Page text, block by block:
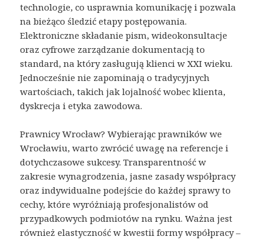
technologie, co usprawnia komunikację i pozwala
na bieżąco śledzić etapy postępowania.
Elektroniczne składanie pism, wideokonsultacje
oraz cyfrowe zarządzanie dokumentacją to
standard, na który zasługują klienci w XXI wieku.
Jednocześnie nie zapominają o tradycyjnych
wartościach, takich jak lojalność wobec klienta,
dyskrecja i etyka zawodowa.
Prawnicy Wrocław? Wybierając prawników we
Wrocławiu, warto zwrócić uwagę na referencje i
dotychczasowe sukcesy. Transparentność w
zakresie wynagrodzenia, jasne zasady współpracy
oraz indywidualne podejście do każdej sprawy to
cechy, które wyróżniają profesjonalistów od
przypadkowych podmiotów na rynku. Ważna jest
również elastyczność w kwestii formy współpracy –